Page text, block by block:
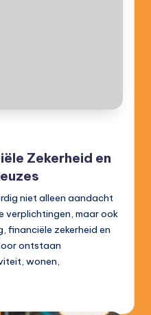
Zekerheid en
niet alleen aandacht
verplichtingen, maar ook
financiële zekerheid en
ontstaan
wonen,